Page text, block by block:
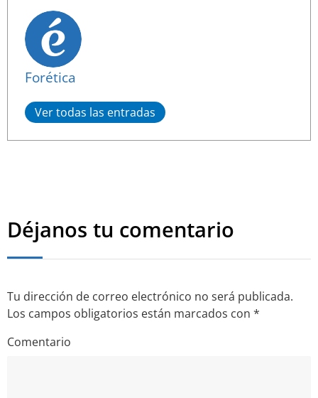
Forética
Ver todas las entradas
Déjanos tu comentario
Tu dirección de correo electrónico no será publicada.
Los campos obligatorios están marcados con *
Comentario